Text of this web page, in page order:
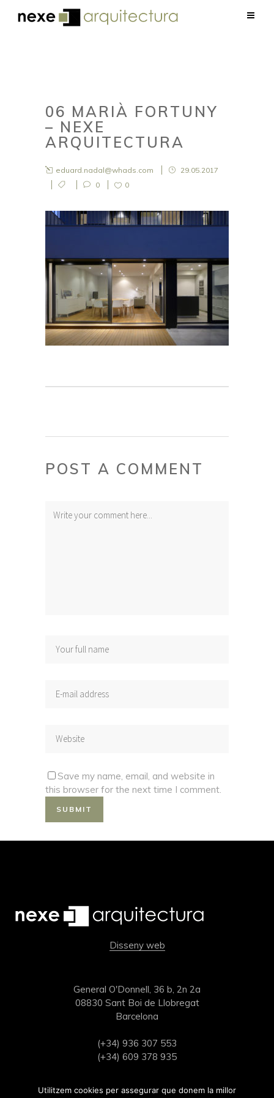
06 MARIÀ FORTUNY
– NEXE
ARQUITECTURA
eduard.nadal@whads.com
29.05.2017
0
0
POST A COMMENT
Save my name, email, and website in
this browser for the next time I comment.
Disseny web
General O'Donnell, 36 b, 2n 2a
08830 Sant Boi de Llobregat
Barcelona
(+34) 936 307 553
(+34) 609 378 935
Utilitzem cookies per assegurar que donem la millor